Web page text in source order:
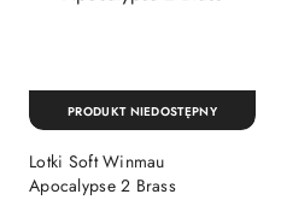
Lotki Soft Winmau
Apocalypse 2 Brass
PRODUKT NIEDOSTĘPNY